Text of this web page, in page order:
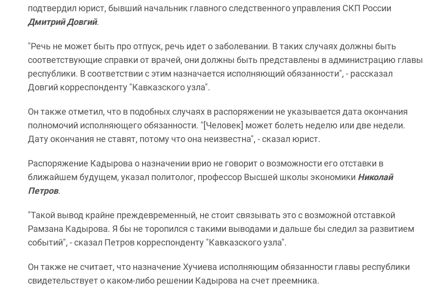
подтвердил юрист, бывший начальник главного следственного управления СКП России
Дмитрий Довгий.
"Речь не может быть про отпуск, речь идет о заболевании. В таких случаях должны быть
соответствующие справки от врачей, они должны быть представлены в администрацию главы
республики. В соответствии с этим назначается исполняющий обязанности", - рассказал
Довгий корреспонденту "Кавказского узла".
Он также отметил, что в подобных случаях в распоряжении не указывается дата окончания
полномочий исполняющего обязанности. "[Человек] может болеть неделю или две недели.
Дату окончания не ставят, потому что она неизвестна", - сказал юрист.
Распоряжение Кадырова о назначении врио не говорит о возможности его отставки в
ближайшем будущем, указал политолог, профессор Высшей школы экономики Николай
Петров.
"Такой вывод крайне преждевременный, не стоит связывать это с возможной отставкой
Рамзана Кадырова. Я бы не торопился с такими выводами и дальше бы следил за развитием
событий", - сказал Петров корреспонденту "Кавказского узла".
Он также не считает, что назначение Хучиева исполняющим обязанности главы республики
свидетельствует о каком-либо решении Кадырова на счет преемника.